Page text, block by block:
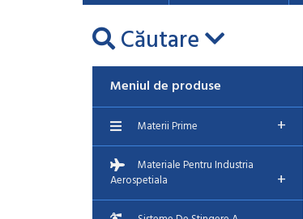
Căutare
Meniul de produse
Materii Prime +
Materiale Pentru Industria
Aerospetiala
+